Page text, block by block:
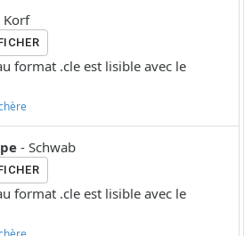
Korf
format .cle est lisible avec le
- Schwab
format .cle est lisible avec le